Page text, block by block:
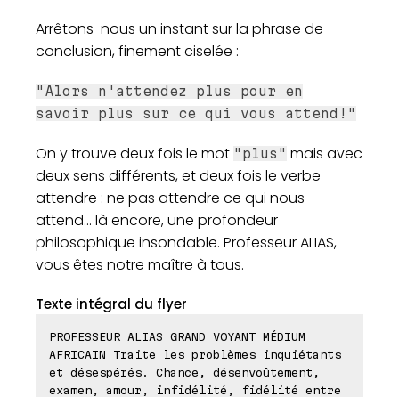
Arrêtons-nous un instant sur la phrase de
conclusion, finement ciselée :
"Alors n'attendez plus pour en
savoir plus sur ce qui vous attend!"
On y trouve deux fois le mot "plus" mais avec
deux sens différents, et deux fois le verbe
attendre : ne pas attendre ce qui nous
attend... là encore, une profondeur
philosophique insondable. Professeur ALIAS,
vous êtes notre maître à tous.
Texte intégral du flyer
PROFESSEUR ALIAS GRAND VOYANT MÉDIUM
AFRICAIN Traite les problèmes inquiétants
et désespérés. Chance, désenvoûtement,
examen, amour, infidélité, fidélité entre